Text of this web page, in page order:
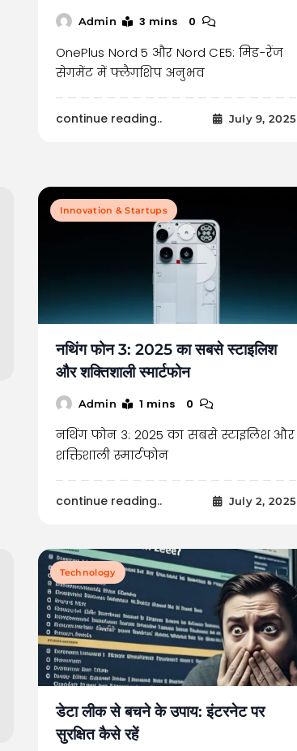
Admin 3 mins 0
OnePlus Nord 5 और Nord CE5: मिड-रेंज
सेगमेंट में फ्लैगशिप अनुभव
continue reading.. July 9, 2025
Innovation & Startups
नथिंग फोन 3: 2025 का सबसे स्टाइलिश
और शक्तिशाली स्मार्टफोन
Admin 1 mins 0
नथिंग फोन 3: 2025 का सबसे स्टाइलिश और
शक्तिशाली स्मार्टफोन
continue reading.. July 2, 2025
Technology
डेटा लीक से बचने के उपाय: इंटरनेट पर
सुरक्षित कैसे रहें